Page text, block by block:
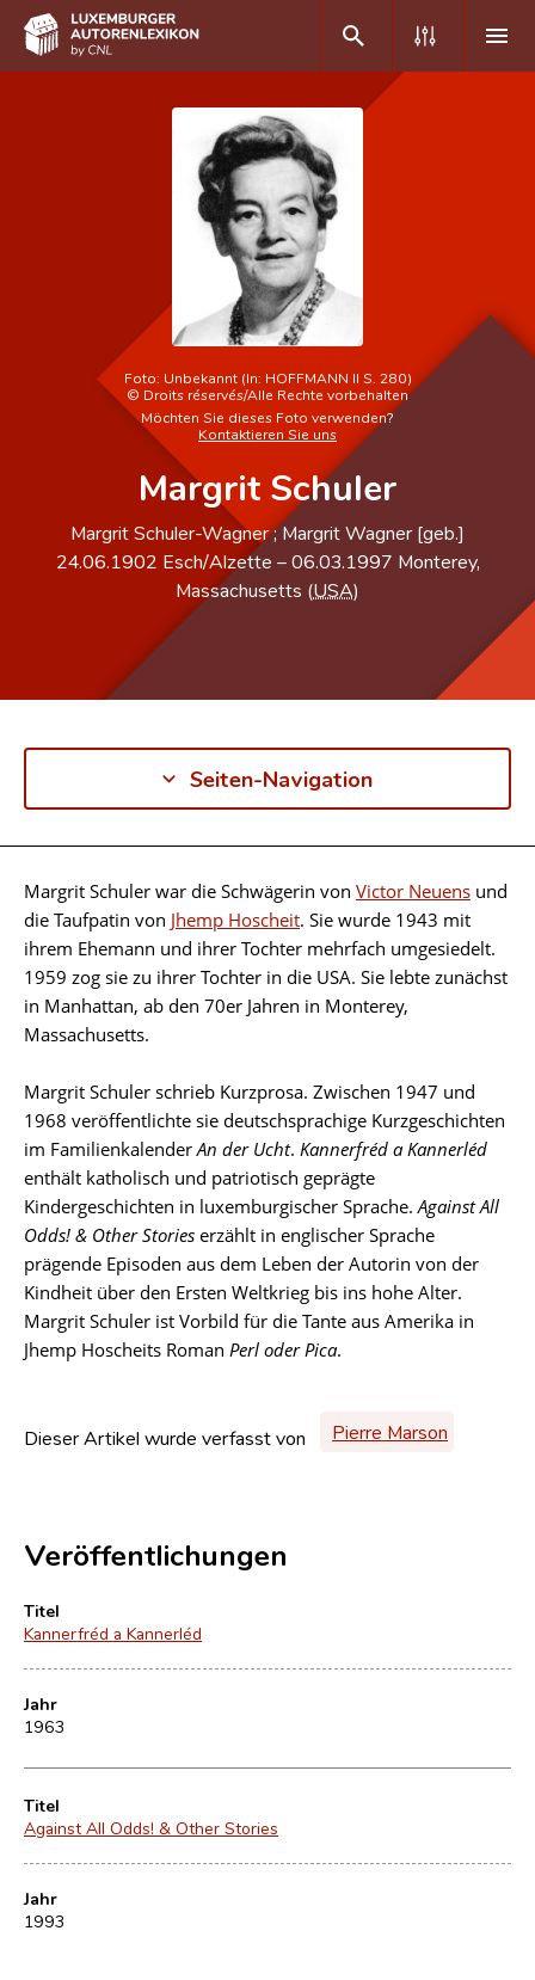
Erweiterte Suche
Häufige Fragen und Antworten
Forschungsgruppe
Foto: Unbekannt (In: HOFFMANN II S. 280)
© Droits réservés/Alle Rechte vorbehalten
Möchten Sie dieses Foto verwenden?
Kontaktieren Sie uns
Margrit Schuler
Margrit Schuler-Wagner ; Margrit Wagner [geb.]
24.06.1902 Esch/Alzette –06.03.1997 Monterey,
Massachusetts (USA)
Seiten-Navigation
Biographie
Margrit Schuler war die Schwägerin von Victor Neuens und
die Taufpatin von Jhemp Hoscheit. Sie wurde 1943 mit
ihrem Ehemann und ihrer Tochter mehrfach umgesiedelt.
1959 zog sie zu ihrer Tochter in die USA. Sie lebte zunächst
in Manhattan, ab den 70er Jahren in Monterey,
Massachusetts.
Margrit Schuler schrieb Kurzprosa. Zwischen 1947 und
1968 veröffentlichte sie deutschsprachige Kurzgeschichten
im FamilienkalenderAn der Ucht. Kannerfréd a Kannerléd
enthält katholisch und patriotisch geprägte
Kindergeschichten in luxemburgischer Sprache.Against All
Odds! & Other Stories erzählt in englischer Sprache
prägende Episoden aus dem Leben der Autorin von der
Kindheit über den Ersten Weltkrieg bis ins hohe Alter.
Margrit Schuler ist Vorbild für die Tante aus Amerika in
Jhemp Hoscheits Roman Perl oder Pica.
Dieser Artikel wurde verfasst von Pierre Marson
Veröffentlichungen
Titel
Kannerfréd a Kannerléd
Jahr
1963
Titel
Against All Odds! & Other Stories
Jahr
1993